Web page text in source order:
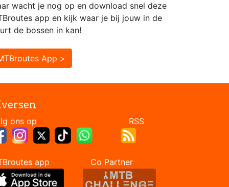
wacht je nog op en download snel deze
app en kijk waar je bij jouw in de
de bossen in kan!
App >
ons op RSS
app Co Partner